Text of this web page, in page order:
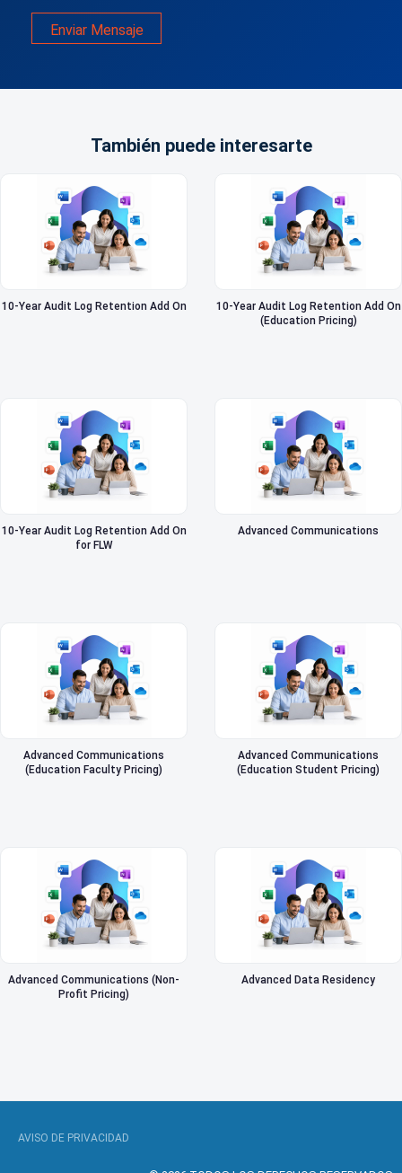
Enviar Mensaje
También puede interesarte
10-Year Audit Log Retention Add On
10-Year Audit Log Retention Add On
(Education Pricing)
10-Year Audit Log Retention Add On
for FLW
Advanced Communications
Advanced Communications
(Education Faculty Pricing)
Advanced Communications
(Education Student Pricing)
Advanced Communications (Non-
Profit Pricing)
Advanced Data Residency
AVISO DE PRIVACIDAD